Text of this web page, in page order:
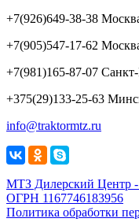
+7(926)649-38-38
+7(905)547-17-62
+7(981)165-87-07
+375(29)133-25-63
info@traktormtz.ru
МТЗ Дилерский
ОГРН 1167746183956
Политика обработки